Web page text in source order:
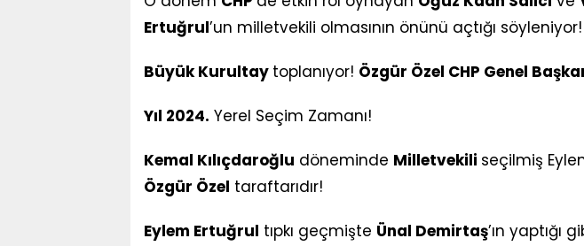
Ertuğrul’un milletvekili olmasının önünü açtığı söyleniyor!
Büyük Kurultay toplanıyor! Özgür Özel CHP Genel
Yıl 2024. Yerel Seçim Zamanı!
Kemal Kılıçdaroğlu döneminde Milletvekili seçilmiş
Özgür Özel taraftarıdır!
Eylem Ertuğrul tıpkı geçmişte Ünal Demirtaş’ın yaptığı